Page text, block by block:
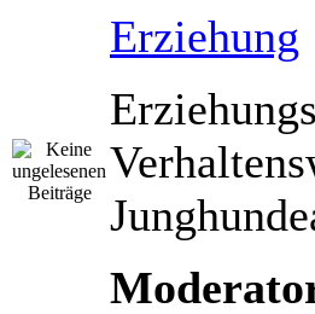
Erziehung